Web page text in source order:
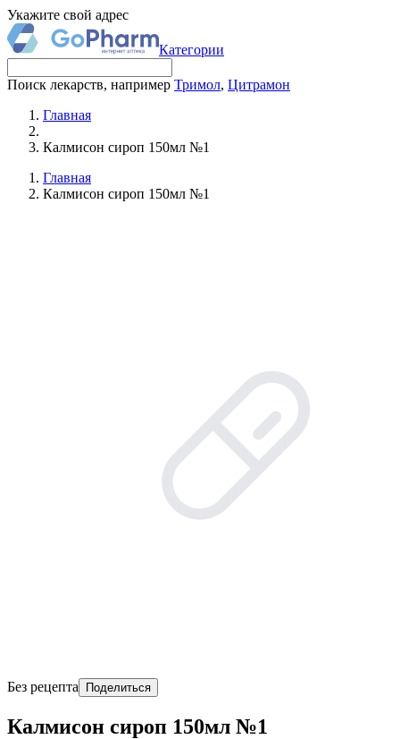
Укажите свой адрес
Категории
Поиск лекарств, например Тримол, Цитрамон
Главная
Калмисон сироп 150мл №1
Главная
Калмисон сироп 150мл №1
Без рецепта Поделиться
Калмисон сироп 150мл №1